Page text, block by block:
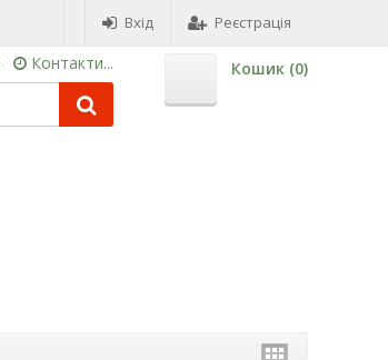
Вхід Реєстрація
Контакти... Кошик (0)